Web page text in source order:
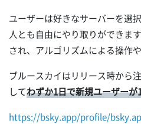
ユーザーは好きなサーバーを選
人とも自由にやり取りができま
され、アルゴリズムによる操作
ブルースカイはリリース時から
してわずか1日で新規ユーザーが
https://bsky.app/profile/